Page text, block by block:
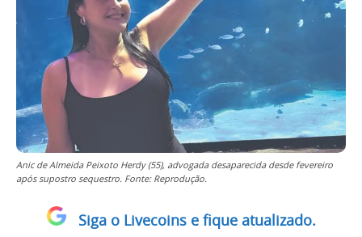
Anic de Almeida Peixoto Herdy (55), advogada desaparecida desde fevereiro
após supostro sequestro. Fonte: Reprodução.
Siga o Livecoins e fique atualizado.